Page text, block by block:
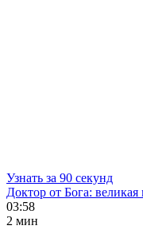
Узнать за 90 секунд
Доктор от Бога:
03:58
2 мин